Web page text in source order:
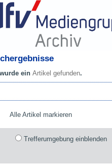
ein Artikel gefunden.
Alle Artikel markieren
Trefferumgebung einblenden